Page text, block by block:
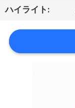
工
場
ハイライト: